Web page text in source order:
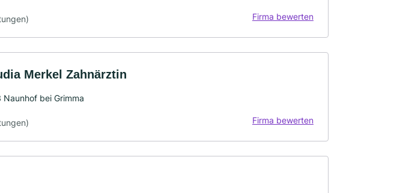
Firma bewerten
Merkel Zahnärztin
bei Grimma
Firma bewerten